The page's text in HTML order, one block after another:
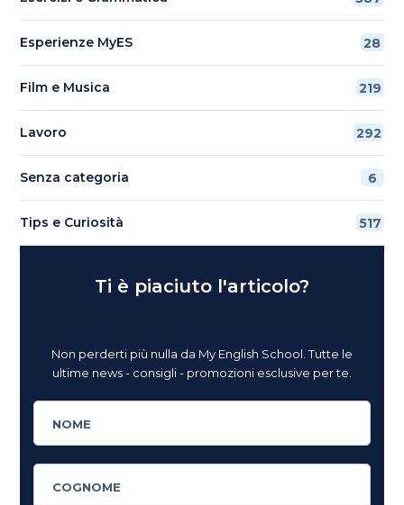
Esperienze MyES 28
Film e Musica 219
Lavoro 292
Senza categoria 6
Tips e Curiosità 517
Ti è piaciuto l'articolo?
Non perderti più nulla da My English School. Tutte le
ultime news - consigli - promozioni esclusive per te.